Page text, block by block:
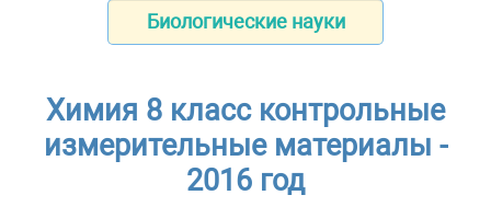
Биологические науки
Химия 8 класс контрольные
измерительные материалы -
2016 год